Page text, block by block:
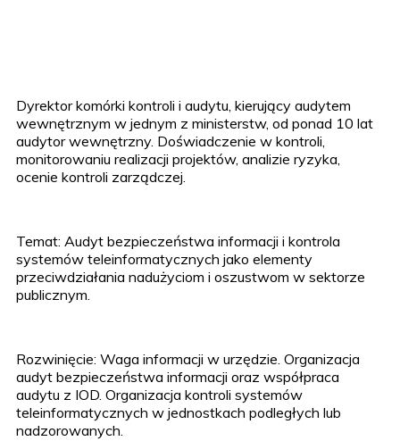
Dyrektor komórki kontroli i audytu, kierujący audytem
wewnętrznym w jednym z ministerstw, od ponad 10 lat
audytor wewnętrzny. Doświadczenie w kontroli,
monitorowaniu realizacji projektów, analizie ryzyka,
ocenie kontroli zarządczej.
Temat: Audyt bezpieczeństwa informacji i kontrola
systemów teleinformatycznych jako elementy
przeciwdziałania nadużyciom i oszustwom w sektorze
publicznym.
Rozwinięcie: Waga informacji w urzędzie. Organizacja
audyt bezpieczeństwa informacji oraz współpraca
audytu z IOD. Organizacja kontroli systemów
teleinformatycznych w jednostkach podległych lub
nadzorowanych.